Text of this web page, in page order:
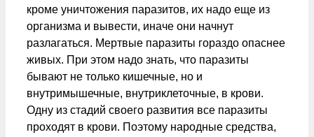
кроме уничтожения паразитов, их надо еще из
организма и вывести, иначе они начнут
разлагаться. Мертвые паразиты гораздо опаснее
живых. При этом надо знать, что паразиты
бывают не только кишечные, но и
внутримышечные, внутриклеточные, в крови.
Одну из стадий своего развития все паразиты
проходят в крови. Поэтому народные средства,